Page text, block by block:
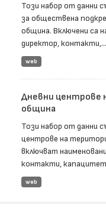
Този набор от данни
за обществена
община. Включени са
директор, контакти,...
web
Дневни центрове
община
Този набор от данни
центрове на
включват
контакти,
web